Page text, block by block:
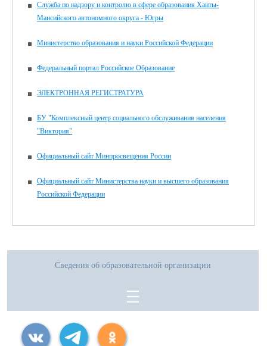
Служба по надзору и контролю в сфере образования Ханты-
Мансийского автономного округа - Югры
Министерство образования и науки Российской Федерации
Федеральный портал Российское Образование
ЭЛЕКТРОННАЯ РЕГИСТРАТУРА
БУ "Комплексный центр социального обслуживания населения
"Виктория"
Официальный сайт Минпросвещения России
Официальный сайт Министерства науки и высшего образования
Российской Федерации
Сведения об образовательной организации